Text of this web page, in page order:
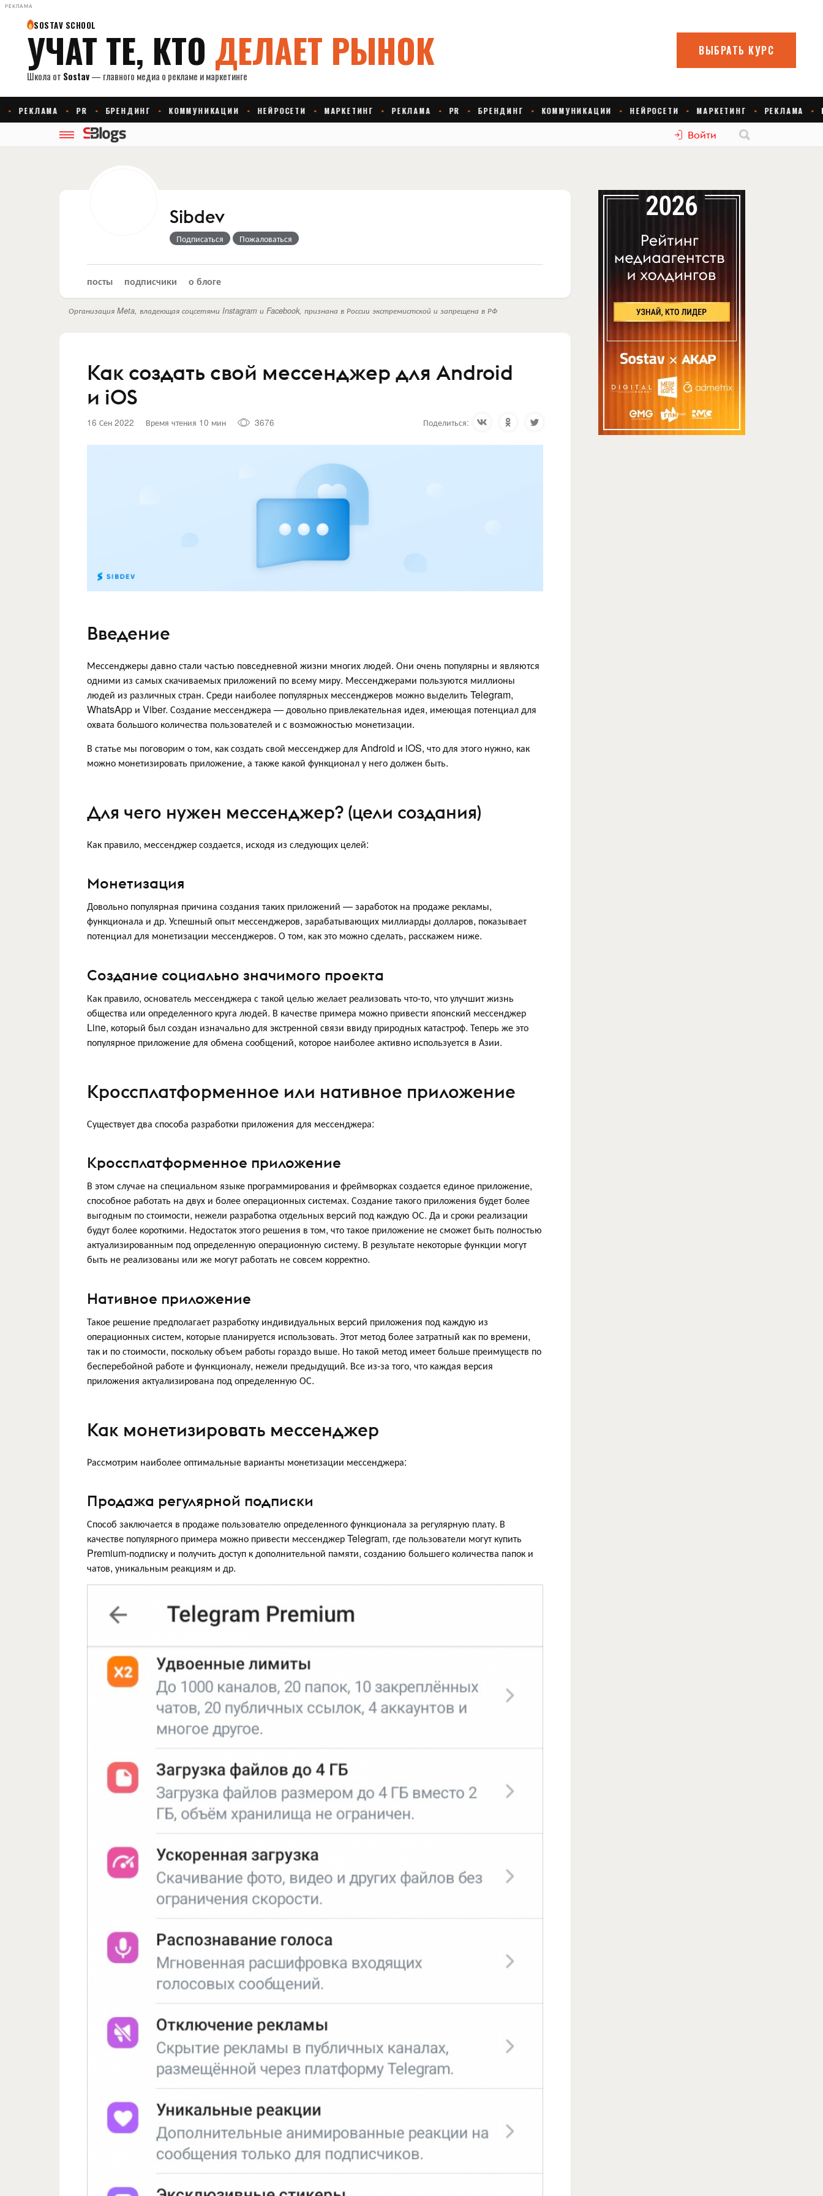
РЕКЛАМА
Войти
Sibdev
Подписаться Пожаловаться
посты подписчики о блоге
Организация Meta, владеющая соцсетями Instagram и Facebook, признана в России экстремистской и запрещена в РФ
Как создать свой мессенджер для Android
и iOS
16 Сен 2022 Время чтения 10 мин 3676 Поделиться:
Введение
Мессенджеры давно стали частью повседневной жизни многих людей. Они очень популярны и являются
одними из самых скачиваемых приложений по всему миру. Мессенджерами пользуются миллионы
людей из различных стран. Среди наиболее популярных мессенджеров можно выделить Telegram,
WhatsApp и Viber. Создание мессенджера — довольно привлекательная идея, имеющая потенциал для
охвата большого количества пользователей и с возможностью монетизации.
В статье мы поговорим о том, как создать свой мессенджер для Android и iOS, что для этого нужно, как
можно монетизировать приложение, а также какой функционал у него должен быть.
Для чего нужен мессенджер? (цели создания)
Как правило, мессенджер создается, исходя из следующих целей:
Монетизация
Довольно популярная причина создания таких приложений — заработок на продаже рекламы,
функционала и др. Успешный опыт мессенджеров, зарабатывающих миллиарды долларов, показывает
потенциал для монетизации мессенджеров. О том, как это можно сделать, расскажем ниже.
Создание социально значимого проекта
Как правило, основатель мессенджера с такой целью желает реализовать что-то, что улучшит жизнь
общества или определенного круга людей. В качестве примера можно привести японский мессенджер
Line, который был создан изначально для экстренной связи ввиду природных катастроф. Теперь же это
популярное приложение для обмена сообщений, которое наиболее активно используется в Азии.
Кроссплатформенное или нативное приложение
Существует два способа разработки приложения для мессенджера:
Кроссплатформенное приложение
В этом случае на специальном языке программирования и фреймворках создается единое приложение,
способное работать на двух и более операционных системах. Создание такого приложения будет более
выгодным по стоимости, нежели разработка отдельных версий под каждую ОС. Да и сроки реализации
будут более короткими. Недостаток этого решения в том, что такое приложение не сможет быть полностью
актуализированным под определенную операционную систему. В результате некоторые функции могут
быть не реализованы или же могут работать не совсем корректно.
Нативное приложение
Такое решение предполагает разработку индивидуальных версий приложения под каждую из
операционных систем, которые планируется использовать. Этот метод более затратный как по времени,
так и по стоимости, поскольку объем работы гораздо выше. Но такой метод имеет больше преимуществ по
бесперебойной работе и функционалу, нежели предыдущий. Все из-за того, что каждая версия
приложения актуализирована под определенную ОС.
Как монетизировать мессенджер
Рассмотрим наиболее оптимальные варианты монетизации мессенджера:
Продажа регулярной подписки
Способ заключается в продаже пользователю определенного функционала за регулярную плату. В
качестве популярного примера можно привести мессенджер Telegram, где пользователи могут купить
Premium-подписку и получить доступ к дополнительной памяти, созданию большего количества папок и
чатов, уникальным реакциям и др.